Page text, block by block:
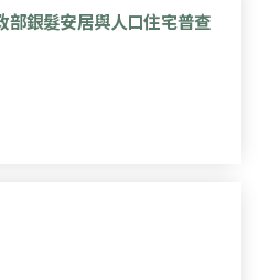
部銀髮安居與人口住宅普查